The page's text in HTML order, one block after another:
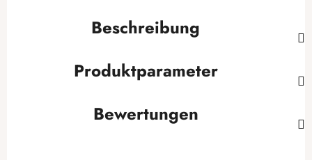
Beschreibung
Produktparameter
Bewertungen